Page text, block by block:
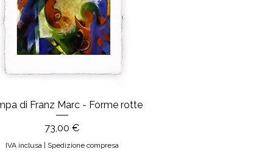
di Franz Marc - Forme rotte
Prezzo
73,00 €
IVA inclusa| Spedizione compresa